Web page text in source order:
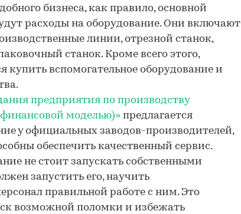
бизнеса, как правило, основной
расходы на оборудование. Они включают
линии, отрезной станок,
станок. Кроме всего этого,
купить вспомогательное оборудование и
предприятия по производству
моделью)» предлагается
у официальных заводов-производителей,
обеспечить качественный сервис.
не стоит запускать собственными
запустить его, научить
правильной работе с ним. Это
возможной поломки и избежать